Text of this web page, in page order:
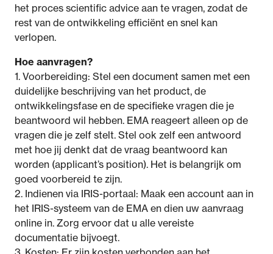
het proces scientific advice aan te vragen, zodat de
rest van de ontwikkeling efficiënt en snel kan
verlopen.
Hoe aanvragen?
1. Voorbereiding: Stel een document samen met een
duidelijke beschrijving van het product, de
ontwikkelingsfase en de specifieke vragen die je
beantwoord wil hebben. EMA reageert alleen op de
vragen die je zelf stelt. Stel ook zelf een antwoord
met hoe jij denkt dat de vraag beantwoord kan
worden (applicant’s position). Het is belangrijk om
goed voorbereid te zijn.
2. Indienen via IRIS-portaal: Maak een account aan in
het IRIS-systeem van de EMA en dien uw aanvraag
online in. Zorg ervoor dat u alle vereiste
documentatie bijvoegt.